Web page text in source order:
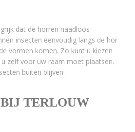
dat de horren naadloos
insecten eenvoudig langs de hor
vormen komen. Zo kunt u kiezen
zelf voor uw raam moet plaatsen.
buiten blijven.
TERLOUW